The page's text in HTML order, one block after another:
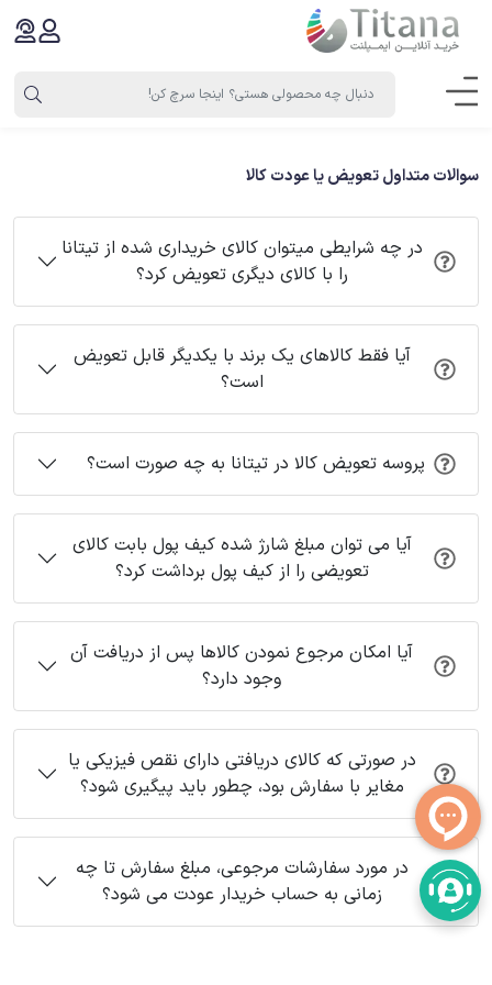
سوالات متداول تعویض یا عودت کالا
در چه شرایطی میتوان کالای خریداری شده از تیتانا
را با کالای دیگری تعویض کرد؟
آیا فقط کالاهای یک برند با یکدیگر قابل تعویض
است؟
پروسه تعویض کالا در تیتانا به چه صورت است؟
آیا می توان مبلغ شارژ شده کیف پول بابت کالای
تعویضی را از کیف پول برداشت کرد؟
آیا امکان مرجوع نمودن کالاها پس از دریافت آن
وجود دارد؟
در صورتی که کالای دریافتی دارای نقص فیزیکی یا
مغایر با سفارش بود، چطور باید پیگیری شود؟
در مورد سفارشات مرجوعی، مبلغ سفارش تا چه
زمانی به حساب خریدار عودت می شود؟